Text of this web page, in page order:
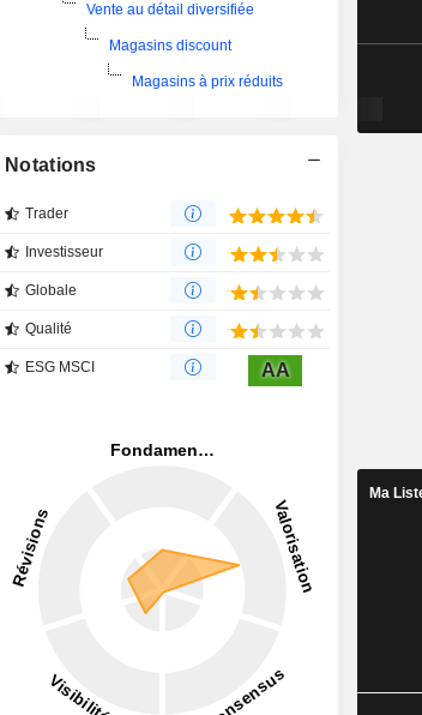
2026
Vente au détail diversifiée
Magasins discount
Magasins à prix réduits
Notations
Trader
Investisseur
Globale
Qualité
ESG MSCI AA
Ma